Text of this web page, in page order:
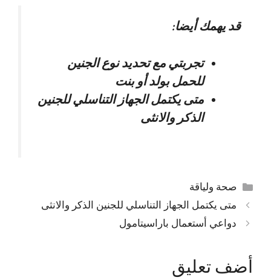
قد يهمك أيضا:
تجربتي مع تحديد نوع الجنين
للحمل بولد أو بنت
متى يكتمل الجهاز التناسلي للجنين
الذكر والانثى
التصنيفات
صحة ولياقة
متى يكتمل الجهاز التناسلي للجنين الذكر والانثى
دواعي أستعمال باراسيتامول
أضف تعليق